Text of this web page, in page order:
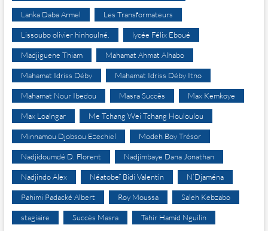
Lanka Daba Armel Les Transformateurs
Lissoubo olivier hinhoulné. lycée Félix Eboué
Madjiguene Thiam Mahamat Ahmat Alhabo
Mahamat Idriss Déby Mahamat Idriss Déby Itno
Mahamat Nour Ibedou Masra Succès Max Kemkoye
Max Loalngar Me Tchang Wei Tchang Houloulou
Minnamou Djobsou Ezechiel Modeh Boy Trésor
Nadjidoumdé D. Florent Nadjimbaye Dana Jonathan
Nadjindo Alex Néatobeï Bidi Valentin N’Djaména
Pahimi Padacké Albert Roy Moussa Saleh Kebzabo
stagiaire Succès Masra Tahir Hamid Nguilin